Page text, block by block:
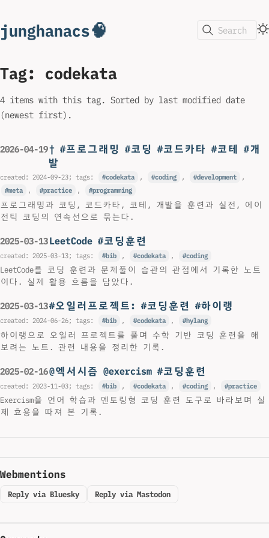
junghanacs🧠 Search
Tag: codekata
4 items with this tag. Sorted by last modified date
(newest first).
2026-04-19† #프로그래밍 #코딩 #코드카타 #코테 #개
발
created: 2024-09-23; tags: codekata , coding , development
,
meta
, practice , programming
프로그래밍과 코딩, 코드카타, 코테, 개발을 훈련과 실전, 에이
전틱 코딩의 연속선으로 묶는다.
2025-03-13LeetCode #코딩훈련
created: 2025-03-13; tags: bib , codekata , coding
LeetCode를 코딩 훈련과 문제풀이 습관의 관점에서 기록한 노트
이다. 실제 활용 흐름을 담았다.
2025-03-13#오일러프로젝트: #코딩훈련 #하이랭
created: 2024-06-26; tags: bib , codekata , hylang
하이랭으로 오일러 프로젝트를 풀며 수학 기반 코딩 훈련을 해
보려는 노트. 관련 내용을 정리한 기록.
2025-02-16@엑서시즘 @exercism #코딩훈련
created: 2023-11-03; tags: bib , codekata , coding , practice
Exercism을 언어 학습과 멘토링형 코딩 훈련 도구로 바라보며 실
제 효용을 따져 본 기록.
Webmentions
Reply via Bluesky Reply via Mastodon